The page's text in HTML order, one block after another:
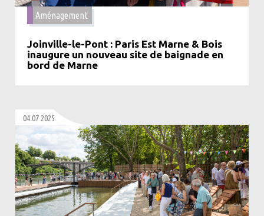
Aménagement
Joinville-le-Pont : Paris Est Marne & Bois
inaugure un nouveau site de baignade en
bord de Marne
04 07 2025